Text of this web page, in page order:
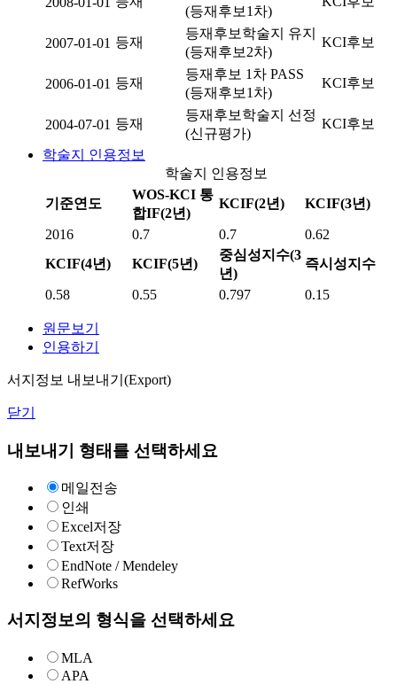
(등재후보1차)
2007-01-01 등재
등재후보학술지 유지
(등재후보2차)
KCI후보
2006-01-01 등재
등재후보 1차 PASS
(등재후보1차)
KCI후보
2004-07-01 등재
등재후보학술지 선정
(신규평가)
KCI후보
학술지 인용정보
학술지 인용정보
기준연도
WOS-KCI 통
합IF(2년)
KCIF(2년) KCIF(3년)
2016 0.7 0.7
0.62
KCIF(4년)
KCIF(5년)
중심성지수(3
년)
즉시성지수
0.58 0.55 0.797 0.15
원문보기
인용하기
서지정보 내보내기(Export)
닫기
내보내기 형태를 선택하세요
메일전송
인쇄
Excel저장
Text저장
EndNote / Mendeley
RefWorks
서지정보의 형식을 선택하세요
MLA
APA